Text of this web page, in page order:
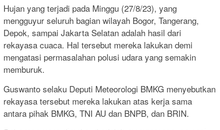
Hujan yang terjadi pada Minggu (27/8/23), yang
mengguyur seluruh bagian wilayah Bogor, Tangerang,
Depok, sampai Jakarta Selatan adalah hasil dari
rekayasa cuaca. Hal tersebut mereka lakukan demi
mengatasi permasalahan polusi udara yang semakin
memburuk.
Guswanto selaku Deputi Meteorologi BMKG menyebutkan
rekayasa tersebut mereka lakukan atas kerja sama
antara pihak BMKG, TNI AU dan BNPB, dan BRIN.